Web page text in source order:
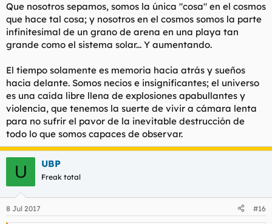
Que nosotros sepamos, somos la única "cosa" en el cosmos
que hace tal cosa; y nosotros en el cosmos somos la parte
infinitesimal de un grano de arena en una playa tan
grande como el sistema solar... Y aumentando.
El tiempo solamente es memoria hacia atrás y sueños
hacia delante. Somos necios e insignificantes; el universo
es una caída libre llena de explosiones apabullantes y
violencia, que tenemos la suerte de vivir a cámara lenta
para no sufrir el pavor de la inevitable destrucción de
todo lo que somos capaces de observar.
U UBP
Freak total
8 Jul 2017 #16